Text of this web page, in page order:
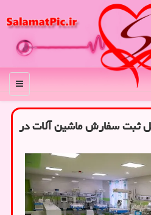
منو
ثبت سفارش ماشین آلات در